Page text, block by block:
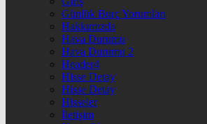
Günlük Burç Yorumları
Hakkımızda
Hava Durumu
Hava Durumu 2
Header4
Hisse Detay
Hisse Detay
Hisseler
İletişim